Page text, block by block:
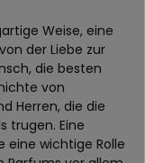
Weise, eine
der Liebe zur
die besten
von
Herren, die die
trugen. Eine
eine wichtige Rolle